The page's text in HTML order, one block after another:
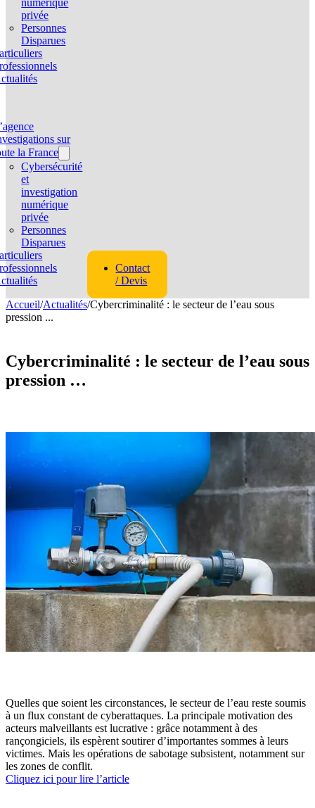
numérique
privée
Personnes
Disparues
sur
la France
Cybersécurité
et
investigation
numérique
privée
Personnes
Disparues
Contact
/ Devis
Accueil/Actualités/Cybercriminalité : le secteur de l’eau sous
pression ...
Cybercriminalité : le secteur de l’eau sous
pression …
Quelles que soient les circonstances, le secteur de l’eau reste soumis
à un flux constant de cyberattaques. La principale motivation des
acteurs malveillants est lucrative : grâce notamment à des
rançongiciels, ils espèrent soutirer d’importantes sommes à leurs
victimes. Mais les opérations de sabotage subsistent, notamment sur
les zones de conflit.
Cliquez ici pour lire l’article